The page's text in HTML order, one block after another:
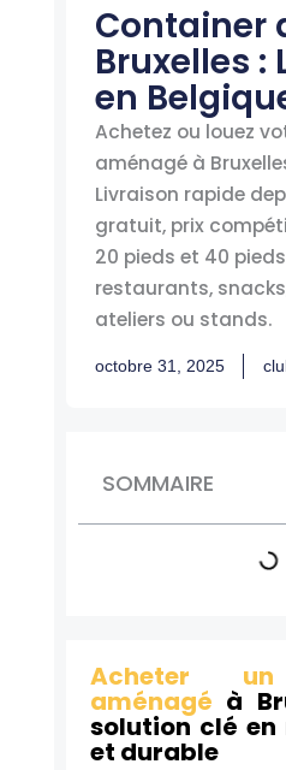
Container
Bruxelles :
en
Achetez ou louez
aménagé à
Livraison rapide
gratuit, prix
20 pieds et 40
restaurants,
ateliers ou stands.
octobre 31, 2025
SOMMAIRE
Acheter
aménagé à
solution clé
et durable